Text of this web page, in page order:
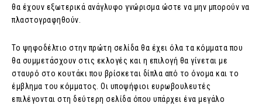
θα έχουν εξωτερικά ανάγλυφο γνώρισμα ώστε να μην μπορούν να
πλαστογραφηθούν.
Το ψηφοδέλτιο στην πρώτη σελίδα θα έχει όλα τα κόμματα που
θα συμμετάσχουν στις εκλογές και η επιλογή θα γίνεται με
σταυρό στο κουτάκι που βρίσκεται δίπλα από το όνομα και το
έμβλημα του κόμματος. Οι υποψήφιοι ευρωβουλευτές
επιλέγονται στη δεύτερη σελίδα όπου υπάρχει ένα μεγάλο